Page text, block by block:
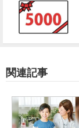
関連記事